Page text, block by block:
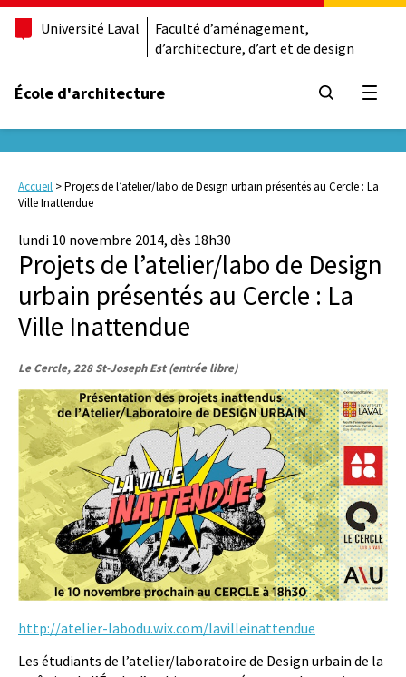
Université Laval
Faculté d’aménagement,
d’architecture, d’art et de design
École d'architecture
Accueil >Projets de l’atelier/labo de Design urbain présentés au Cercle : La
Ville Inattendue
lundi 10 novembre 2014, dès 18h30
Projets de l’atelier/labo de Design
urbain présentés au Cercle : La
Ville Inattendue
Le Cercle, 228 St-Joseph Est (entrée libre)
http://atelier-labodu.wix.com/lavilleinattendue
Les étudiants de l’atelier/laboratoire de Design urbain de la